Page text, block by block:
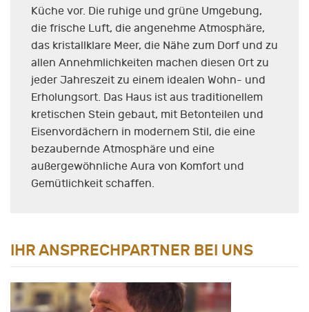
Küche vor. Die ruhige und grüne Umgebung,
die frische Luft, die angenehme Atmosphäre,
das kristallklare Meer, die Nähe zum Dorf und zu
allen Annehmlichkeiten machen diesen Ort zu
jeder Jahreszeit zu einem idealen Wohn- und
Erholungsort. Das Haus ist aus traditionellem
kretischen Stein gebaut, mit Betonteilen und
Eisenvordächern in modernem Stil, die eine
bezaubernde Atmosphäre und eine
außergewöhnliche Aura von Komfort und
Gemütlichkeit schaffen.
IHR ANSPRECHPARTNER BEI UNS